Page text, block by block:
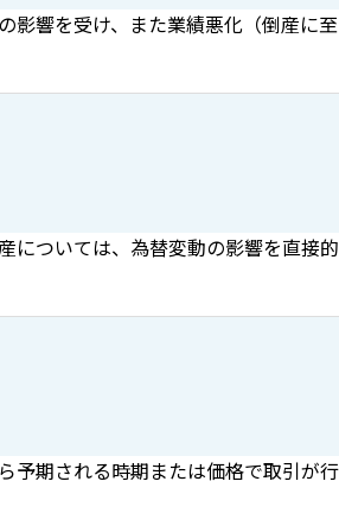
響を受け、また業績悪化（倒産に
ついては、為替変動の影響を直接
期される時期または価格で取引が